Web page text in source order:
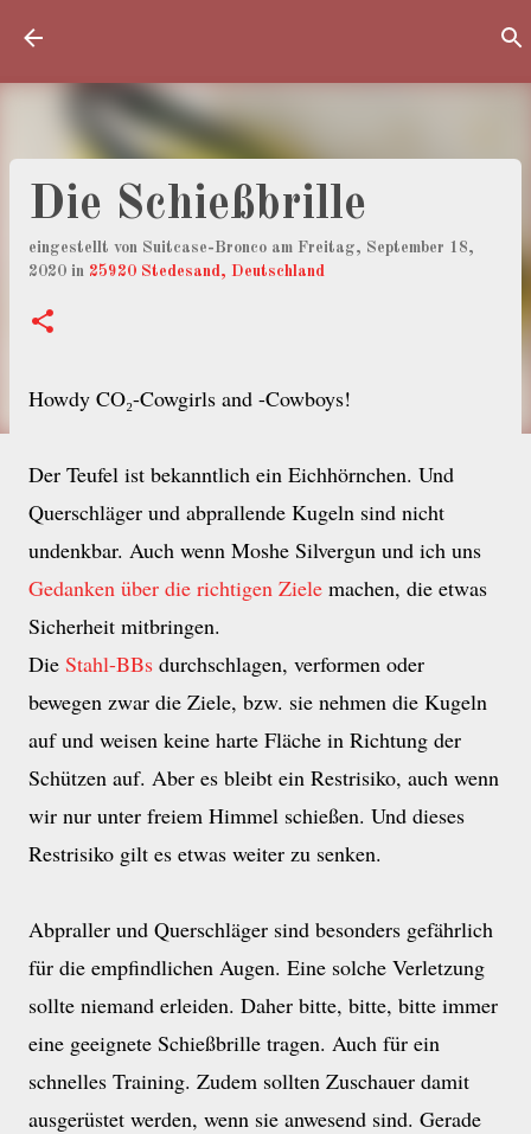
Die Schießbrille
eingestellt von Suitcase-Bronco am Freitag, September 18,
2020 in 25920 Stedesand, Deutschland
Howdy CO₂-Cowgirls and -Cowboys!
Der Teufel ist bekanntlich ein Eichhörnchen. Und
Querschläger und abprallende Kugeln sind nicht
undenkbar. Auch wenn Moshe Silvergun und ich uns
Gedanken über die richtigen Ziele machen, die etwas
Sicherheit mitbringen.
Die Stahl-BBs durchschlagen, verformen oder
bewegen zwar die Ziele, bzw. sie nehmen die Kugeln
auf und weisen keine harte Fläche in Richtung der
Schützen auf. Aber es bleibt ein Restrisiko, auch wenn
wir nur unter freiem Himmel schießen. Und dieses
Restrisiko gilt es etwas weiter zu senken.
Abpraller und Querschläger sind besonders gefährlich
für die empfindlichen Augen. Eine solche Verletzung
sollte niemand erleiden. Daher bitte, bitte, bitte immer
eine geeignete Schießbrille tragen. Auch für ein
schnelles Training. Zudem sollten Zuschauer damit
ausgerüstet werden, wenn sie anwesend sind. Gerade